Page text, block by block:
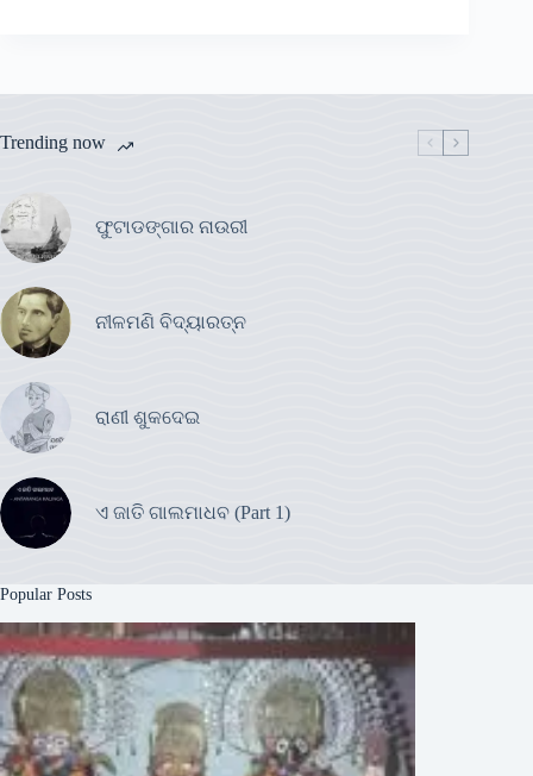
Trending now
ଫୁଟାଡଙ୍ଗାର ନାଉରୀ
ନୀଳମଣି ବିଦ୍ୟାରତ୍ନ
ରାଣୀ ଶୁକଦେଇ
ଏ ଜାତି ଗାଲମାଧବ (Part 1)
Popular Posts